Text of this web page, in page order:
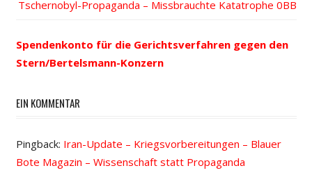
Beitrags-
Beitrag:
Nächster
Tschernobyl-Propaganda – Missbrauchte Katatrophe
Spendenkonto für die Gerichtsverfahren gegen den
Stern/Bertelsmann-Konzern
EIN KOMMENTAR
Pingback: Iran-Update – Kriegsvorbereitungen – Blauer
Bote Magazin – Wissenschaft statt Propaganda